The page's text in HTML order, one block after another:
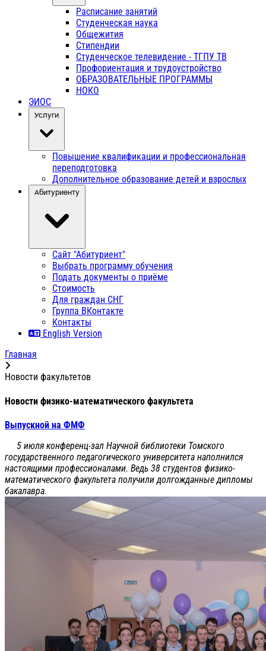
Расписание занятий
Студенческая наука
Общежития
Стипендии
Студенческое телевидение - ТГПУ ТВ
Профориентация и трудоустройство
ОБРАЗОВАТЕЛЬНЫЕ ПРОГРАММЫ
НОКО
ЭИОС
Услуги
Повышение квалификации и профессиональная
переподготовка
Дополнительное образование детей и взрослых
Абитуриенту
Сайт "Абитуриент"
Выбрать программу обучения
Подать документы о приёме
Стоимость
Для граждан СНГ
Группа ВКонтакте
Контакты
English Version
Главная
Новости факультетов
Новости физико-математического факультета
Выпускной на ФМФ
5 июля конференц-зал Научной библиотеки Томского
государственного педагогического университета наполнился
настоящими профессионалами. Ведь 38 студентов физико-
математического факультета получили долгожданные дипломы
бакалавра.